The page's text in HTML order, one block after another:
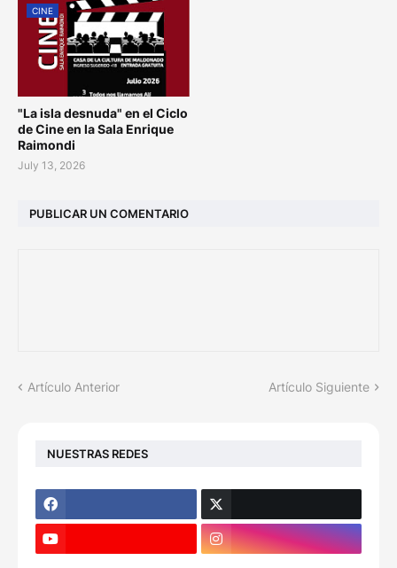
CINE
"La isla desnuda" en el Ciclo
de Cine en la Sala Enrique
Raimondi
July 13, 2026
PUBLICAR UN COMENTARIO
Artículo Anterior Artículo Siguiente
NUESTRAS REDES